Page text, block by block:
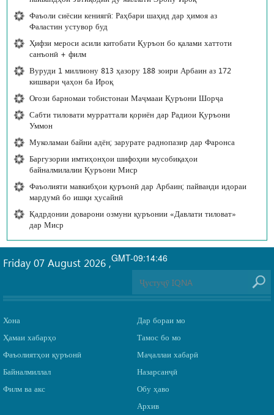
Фаъоли сиёсии кениягӣ: Раҳбари шаҳид дар ҳимоя аз
Фаластин устувор буд
Ҳифзи мероси асили китобати Қуръон бо қалами хаттоти
санъонӣ + филм
Вуруди 1 миллиону 813 ҳазору 188 зоири Арбаин аз 172
кишвари ҷаҳон ба Ироқ
Оғози барномаи тобистонаи Маҷмааи Қуръони Шорҷа
Сабти тиловати мурраттали қориён дар Радиои Қуръони
Уммон
Муколамаи байни адён; зарурате раднопазир дар Фаронса
Баргузории имтиҳонҳои шифоҳии мусобиқаҳои
байналмилалии Қуръони Миср
Фаъолияти мавкибҳои қуръонӣ дар Арбаин; пайванди идораи
мардумӣ бо ишқи ҳусайнӣ
Қадрдонии доварони озмуни қуръонии «Давлати тиловат»
дар Миср
GMT-09:14:46
Friday 07 August 2026 ,
Хона
Ҳамаи хабарҳо
Фаъолиятҳои қуръонӣ
Байналмиллал
Филм ва акс
Дар бораи мо
Тамос бо мо
Маҷаллаи хабарӣ
Назарсанҷӣ
Обу ҳаво
Архив